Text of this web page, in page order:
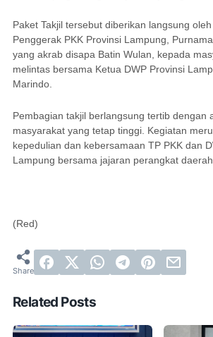
Paket Takjil tersebut diberikan langsung
Penggerak PKK Provinsi Lampung,
yang akrab disapa Batin Wulan, kepada
melintas bersama Ketua DWP Provinsi
Marindo.
Pembagian takjil berlangsung tertib dengan
masyarakat yang tetap tinggi. Kegiatan
kepedulian dan kebersamaan TP PKK dan
Lampung bersama jajaran perangkat daerah.
(Red)
Related Posts